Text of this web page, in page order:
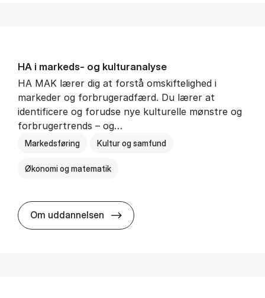
HA i mar­keds- og kul­tu­r­a­na­ly­se
HA MAK lærer dig at forstå omskiftelighed i
markeder og forbrugeradfærd. Du lærer at
identificere og forudse nye kulturelle mønstre og
forbrugertrends – og…
Markedsføring Kultur og samfund
Økonomi og matematik
Om uddannelsen HA i mar­keds- og kul­tu­r­a­na­ly­se